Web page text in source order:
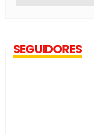
SEGUIDORES